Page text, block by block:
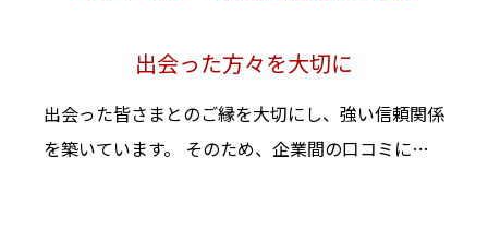
出会った方々を大切に
出会った皆さまとのご縁を大切にし、強い信頼関係
を築いています。 そのため、企業間の口コミによ